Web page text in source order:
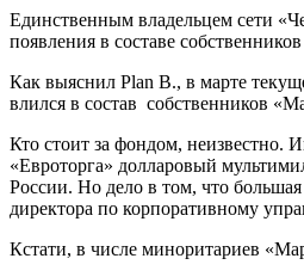
Единственным владельцем сети
появления в составе
Как выяснил Plan B., в марте
влился в состав собственников
Кто стоит за фондом, неизвестно.
«Евроторга» долларовый
России. Но дело в том, что
директора по корпоративному
Кстати, в числе миноритариев